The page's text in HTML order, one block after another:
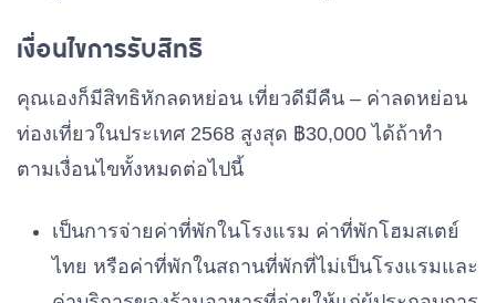
เงื่อนไขการรับสิทธิ
คุณเองก็มีสิทธิหักลดหย่อน เที่ยวดีมีคืน – ค่าลดหย่อน
ท่องเที่ยวในประเทศ 2568 สูงสุด ฿30,000 ได้ถ้าทำ
ตามเงื่อนไขทั้งหมดต่อไปนี้
เป็นการจ่ายค่าที่พักในโรงแรม ค่าที่พักโฮมสเตย์
ไทย หรือค่าที่พักในสถานที่พักที่ไม่เป็นโรงแรมและ